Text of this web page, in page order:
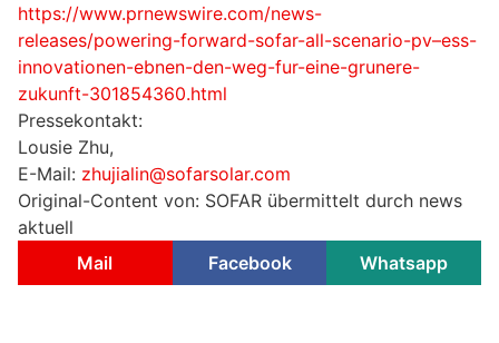
https://www.prnewswire.com/news-
releases/powering-forward-sofar-all-scenario-pv–ess-
innovationen-ebnen-den-weg-fur-eine-grunere-
zukunft-301854360.html
Pressekontakt:
Lousie Zhu,
E-Mail: zhujialin@sofarsolar.com
Original-Content von: SOFAR übermittelt durch news
aktuell
Mail
Facebook Whatsapp